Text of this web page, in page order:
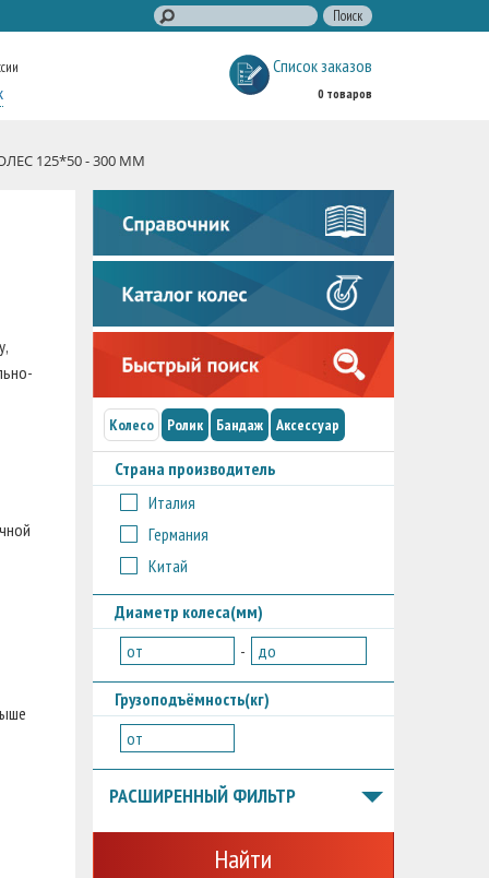
Список заказов
0 товаров
125*50 - 300 ММ
Колесо Ролик Бандаж Аксессуар
Страна производитель
Италия
Германия
Китай
Диаметр колеса(мм)
от
- до
Грузоподъёмность(кг)
от
РАСШИРЕННЫЙ ФИЛЬТР
Найти